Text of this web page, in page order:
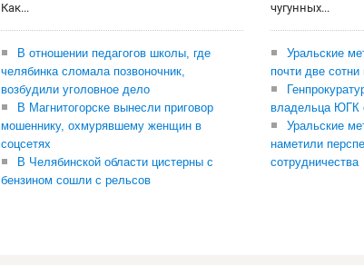
Как...
В отношении педагогов школы, где
челябинка сломала позвоночник,
возбудили уголовное дело
В Магнитогорске вынесли приговор
мошеннику, охмурявшему женщин в
соцсетях
В Челябинской области цистерны с
бензином сошли с рельсов
чугунных...
Уральские
почти две сотни
владельца ЮГК
Уральские
наметили
сотрудничества